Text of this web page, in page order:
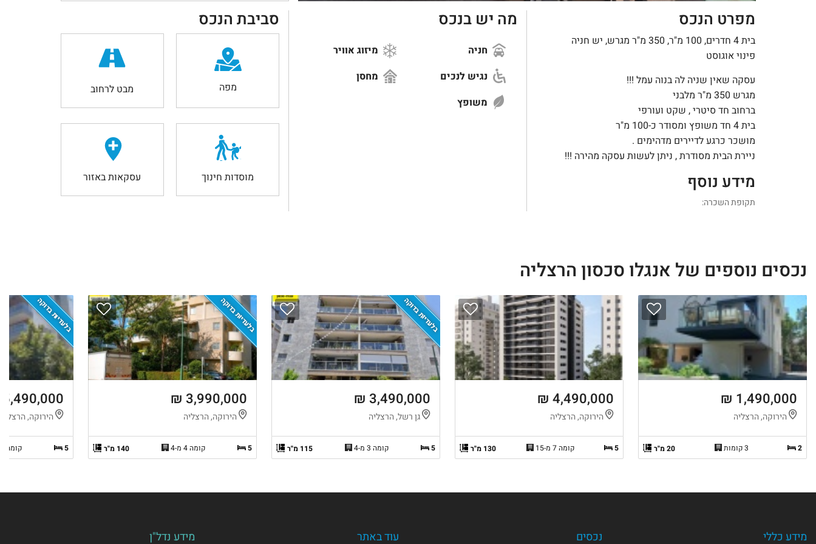
מפרט הנכס
בית 4 חדרים, 100 מ"ר, 350 מ"ר מגרש, יש חניה
פינוי אוגוסט
עסקה שאין שניה לה בנוה עמל !!!
מגרש 350 מ"ר מלבני
ברחוב חד סיטרי , שקט ועורפי
בית 4 חד משופץ ומסודר כ-100 מ"ר
מושכר כרגע לדיירים מדהימים .
ניירת הבית מסודרת , ניתן לעשות עסקה מהירה !!!
מידע נוסף
תקופת השכרה:
מה יש בנכס
חניה
מיזוג אוויר
נגיש לנכים
מחסן
משופץ
סביבת הנכס
מפה מבט לרחוב
מוסדות חינוך עסקאות באזור
נכסים נוספים של אנגלו סכסון הרצליה
1,490,000 ₪
הירוקה, הרצליה
2 3 קומות 20 מ"ר
4,490,000 ₪
הירוקה, הרצליה
5 קומה 7 מ-15 130 מ"ר
בלעדיות בדוקה
3,490,000 ₪
גן רשל, הרצליה
5 קומה 3 מ-4 115 מ"ר
בלעדיות בדוקה
3,990,000 ₪
הירוקה, הרצליה
5 קומה 4 מ-4 140 מ"ר
בלעדיות בדוקה
5,490,000 ₪
הירוקה, הרצליה
5 קומה 6 מ-6
מידע כללי נכסים עוד באתר מידע נדל"ן